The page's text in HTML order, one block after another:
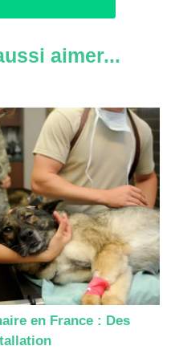
aimer...
en France : Des